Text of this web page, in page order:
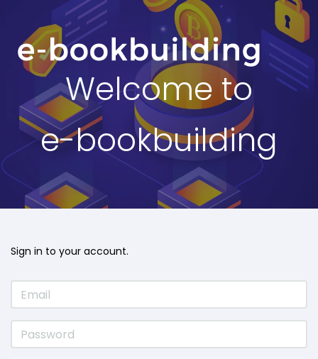
Welcome to
e-bookbuilding
Sign in to your account.